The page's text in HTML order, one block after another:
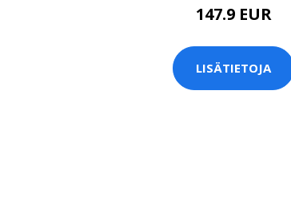
147.9 EUR
LISÄTIETOJA